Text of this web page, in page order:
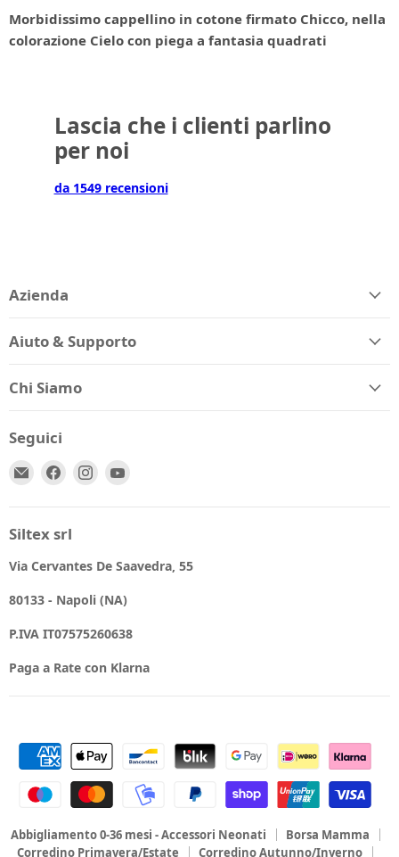
Morbidissimo cappellino in cotone firmato Chicco, nella
colorazione Cielo con piega a fantasia quadrati
Lascia che i clienti parlino
per noi
da 1549 recensioni
Azienda
Aiuto & Supporto
Chi Siamo
Seguici
Email
Trovaci Trovaci
Siltex srl
Via Cervantes De Saavedra, 55
80133 - Napoli (NA)
P.IVA IT07575260638
Paga a Rate con Klarna
Abbigliamento 0-36 mesi - Accessori Neonati
Borsa Mamma
Corredino Primavera/Estate
Corredino Autunno/Inverno